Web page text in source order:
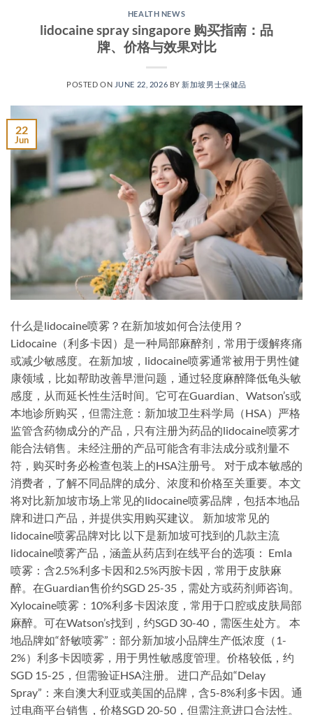
HEALTH NEWS
lidocaine spray singapore 购买指南：品
牌、价格与效果对比
POSTED ON JUNE 22, 2026 BY 新加坡男士保健品
22
Jun
什么是lidocaine喷雾？在新加坡如何合法使用？
Lidocaine（利多卡因）是一种局部麻醉剂，常用于缓解疼痛
或减少敏感度。在新加坡，lidocaine喷雾通常被用于男性健
康领域，比如帮助改善早泄问题，通过轻度麻醉降低龟头敏
感度，从而延长性生活时间。它可在Guardian、Watson’s或
本地诊所购买，但需注意：新加坡卫生科学局（HSA）严格
监管含药物成分的产品，只有注册为药品的lidocaine喷雾才
能合法销售。未经注册的产品可能含有非法成分或剂量不
符，购买时务必检查包装上的HSA注册号。 对于成本敏感的
消费者，了解不同品牌的成分、浓度和价格至关重要。本文
将对比新加坡市场上常见的lidocaine喷雾品牌，包括本地品
牌和进口产品，并提供实用购买建议。 新加坡常见的
lidocaine喷雾品牌对比 以下是新加坡可找到的几款主流
lidocaine喷雾产品，涵盖从药店到在线平台的选项： Emla
喷雾：含2.5%利多卡因和2.5%丙胺卡因，常用于皮肤麻
醉。在Guardian售价约SGD 25-35，需处方或药剂师咨询。
Xylocaine喷雾：10%利多卡因浓度，常用于口腔或皮肤局部
麻醉。可在Watson’s找到，约SGD 30-40，需医生处方。 本
地品牌如“舒敏喷雾”：部分新加坡小品牌生产低浓度（1-
2%）利多卡因喷雾，用于男性敏感度管理。价格较低，约
SGD 15-25，但需验证HSA注册。 进口产品如“Delay
Spray”：来自澳大利亚或美国的品牌，含5-8%利多卡因。通
过电商平台销售，价格SGD 20-50，但需注意进口合法性。